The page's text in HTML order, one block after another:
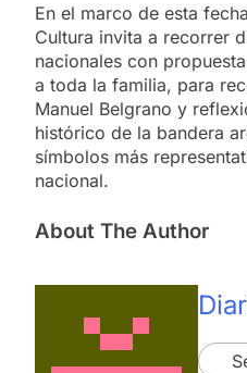
En el marco de esta
Cultura invita a recorrer
nacionales con
a toda la familia, para
Manuel Belgrano y
histórico de la bandera
símbolos más
nacional.
About The Author